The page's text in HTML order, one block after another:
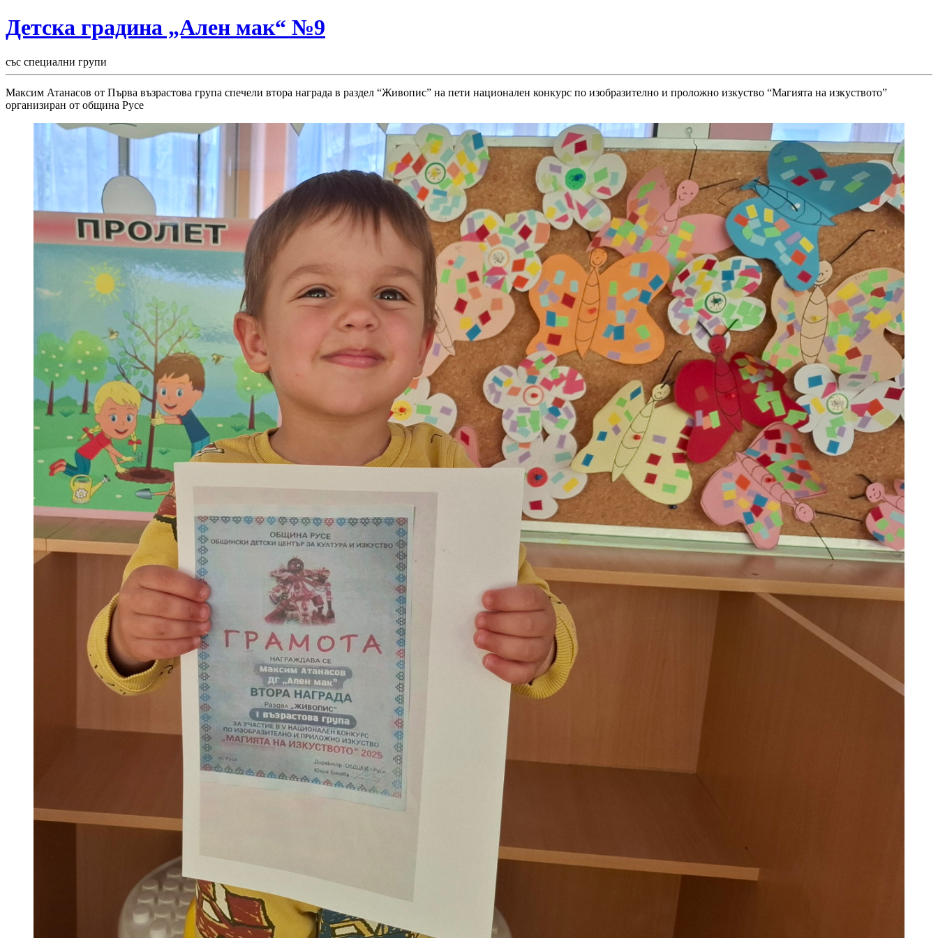
Детска градина „Ален мак“ №9
със специални групи
Максим Атанасов от Първа възрастова група спечели втора награда в раздел “Живопис” на пети национален конкурс по изобразително и проложно изкуство “Магията на изкуството”
организиран от община Русе